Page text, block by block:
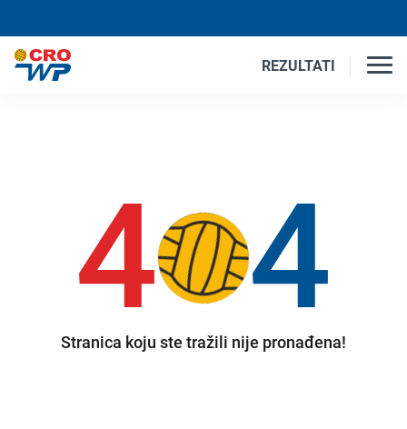
REZULTATI
4 4
Stranica koju ste tražili nije pronađena!